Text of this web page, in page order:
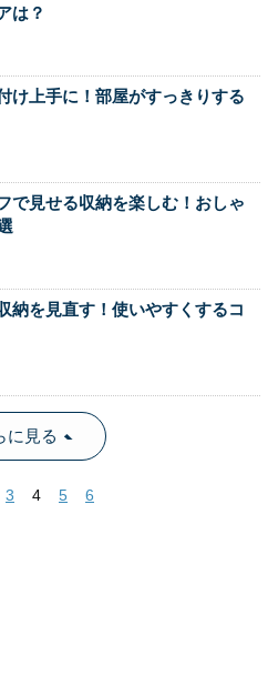
は？
け上手に！部屋がすっきりする
で見せる収納を楽しむ！おしゃ
納を見直す！使いやすくするコ
に見る
3 4 5 6